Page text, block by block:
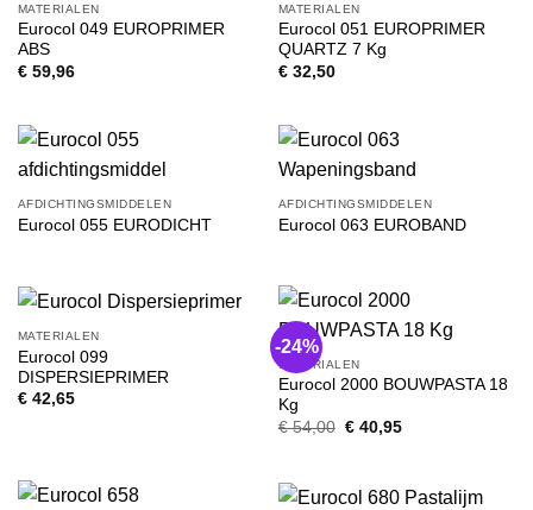
MATERIALEN
Eurocol 049 EUROPRIMER
ABS
€59,96
MATERIALEN
Eurocol 051 EUROPRIMER
QUARTZ 7 Kg
€32,50
AFDICHTINGSMIDDELEN
Eurocol 055 EURODICHT
AFDICHTINGSMIDDELEN
Eurocol 063 EUROBAND
MATERIALEN
Eurocol 099
DISPERSIEPRIMER
€42,65
-24%
MATERIALEN
Eurocol 2000 BOUWPASTA 18
Kg
€54,00 Oorspronkelijke
€40,95Huidige